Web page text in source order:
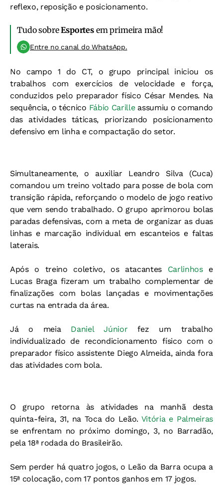
reflexo, reposição e posicionamento.
Tudo sobreEsportesem primeira mão!
Entre no canal do WhatsApp.
No campo 1 do CT, o grupo principal iniciou os
trabalhos com exercícios de velocidade e força,
conduzidos pelo preparador físico César Mendes. Na
sequência, o técnico Fábio Carilleassumiu o comando
das atividades táticas, priorizando posicionamento
defensivo em linha e compactação do setor.
Simultaneamente, o auxiliar Leandro Silva (Cuca)
comandou um treino voltado para posse de bola com
transição rápida, reforçando o modelo de jogo reativo
que vem sendo trabalhado. O grupo aprimorou bolas
paradas defensivas, com a meta de organizar as duas
linhas e marcação individual em escanteios e faltas
laterais.
Após o treino coletivo, os atacantes Carlinhose
Lucas Braga fizeram um trabalho complementar de
finalizações com bolas lançadas e movimentações
curtas na entrada da área.
Já o meia Daniel Júnior fez um trabalho
individualizado de recondicionamento físico com o
preparador físico assistente Diego Almeida, ainda fora
das atividades com bola.
O grupo retorna às atividades na manhã desta
quinta-feira, 31, na Toca do Leão. Vitória e Palmeiras
se enfrentam no próximo domingo, 3, no Barradão,
pela 18ª rodada do Brasileirão.
Sem perder há quatro jogos, o Leão da Barra ocupa a
15ª colocação, com 17 pontos ganhos em 17 jogos.